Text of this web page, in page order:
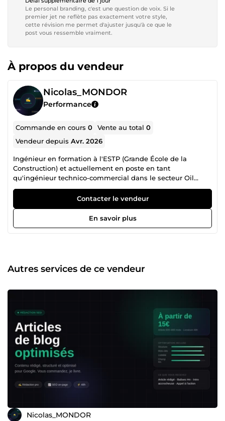
Le personal branding, c'est une question de voix. Si le
premier jet ne reflète pas exactement votre style,
cette révision me permet d'ajuster jusqu'à ce que le
post vous ressemble vraiment.
À propos du vendeur
Nicolas_MONDOR
Performance
Commande en cours0 Vente au total0
Vendeur depuisAvr. 2026
Ingénieur en formation à l'ESTP (Grande École de la
Construction) et actuellement en poste en tant
qu'ingénieur technico-commercial dans le secteur Oil
&amp; Gas en Afrique, je mets ma double culture
technique et commerciale au service de votre contenu. Ce
que je rédige mieux que quiconque : – Articles techniques
&amp; pédagogiques : BTP, génie civil, automatisation
industrielle, Oil &amp; Gas – Contenus B2B : propositions
ingénieurs, étudiants Mon parcours : ESTP Paris ·
formation PwC (audit) · Eiffage · Junior Entreprise ESTP ·
français et en anglais
Contacter le vendeur
En savoir plus
Autres services de ce vendeur
Nicolas_MONDOR